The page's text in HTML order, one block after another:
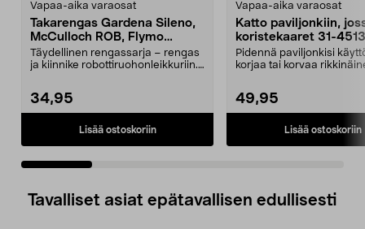
Vapaa-aika varaosat
Takarengas Gardena Sileno,
McCulloch ROB, Flymo
Easilife
Täydellinen rengassarja – rengas
ja kiinnike robottiruohonleikkuriin.
34,95
Lisää ostoskoriin
Vapaa-aika varaosat
Katto paviljonkiin,
koristekaaret 31-4513
Pidennä paviljonkisi
korjaa tai korvaa
49,95
Lisää ostoskoriin
Tavalliset asiat epätavallisen edullisesti